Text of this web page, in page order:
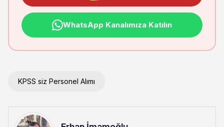
WhatsApp Kanalımıza Katılın
KPSS siz Personel Alımı